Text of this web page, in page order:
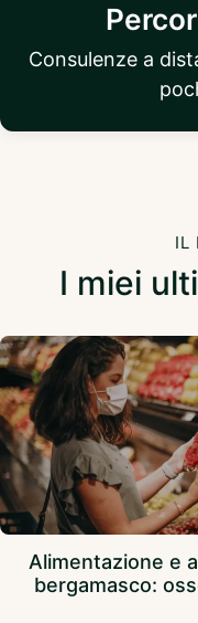
Consulenze a
IL
I miei
Alimentazione e
bergamasco: